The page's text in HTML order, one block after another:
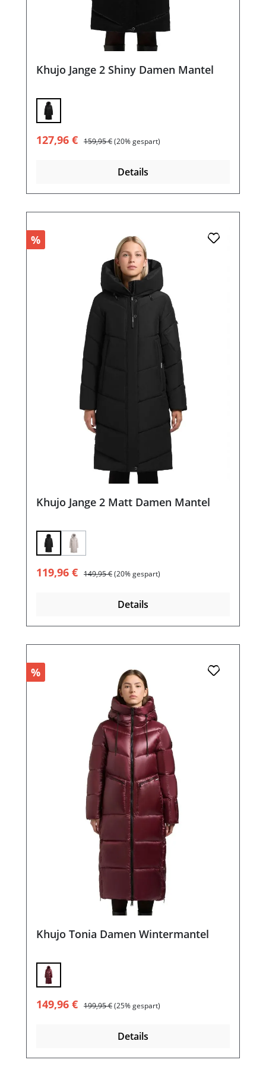
Khujo Jange 2 Shiny Damen Mantel
Verkaufspreis:
127,96 € Regulärer Preis:
159,95 €(20% gespart)
Details
%
Khujo Jange 2 Matt Damen Mantel
(Diese Option ist zurzeit nicht verfügbar.)
Verkaufspreis:
119,96 € Regulärer Preis:
149,95 €(20% gespart)
Details
%
Khujo Tonia Damen Wintermantel
Verkaufspreis:
149,96 € Regulärer Preis:
199,95 €(25% gespart)
Details